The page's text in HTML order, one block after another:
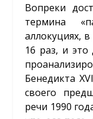
Вопреки
термина
аллокуциях,
16 раз, и
Бенедикта XVI
своего
речи 1990